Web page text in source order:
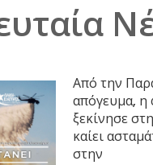
Από την
απόγευμα, η
ξεκίνησε
καίει
στην